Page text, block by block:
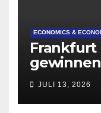
ECONOMICS &
Frankfurt
JULI 13, 2026